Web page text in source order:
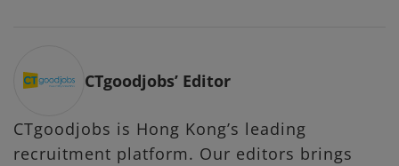
CTgoodjobs’ Editor
CTgoodjobs is Hong Kong’s leading
recruitment platform. Our editors brings